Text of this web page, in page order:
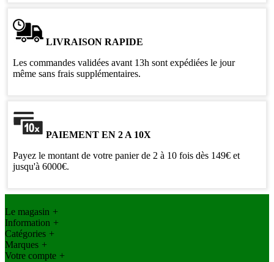
LIVRAISON RAPIDE
Les commandes validées avant 13h sont expédiées le jour
même sans frais supplémentaires.
PAIEMENT EN 2 A 10X
Payez le montant de votre panier de 2 à 10 fois dès 149€ et
jusqu'à 6000€.
Le magasin +
Information +
Catégories +
Marques +
Votre compte +